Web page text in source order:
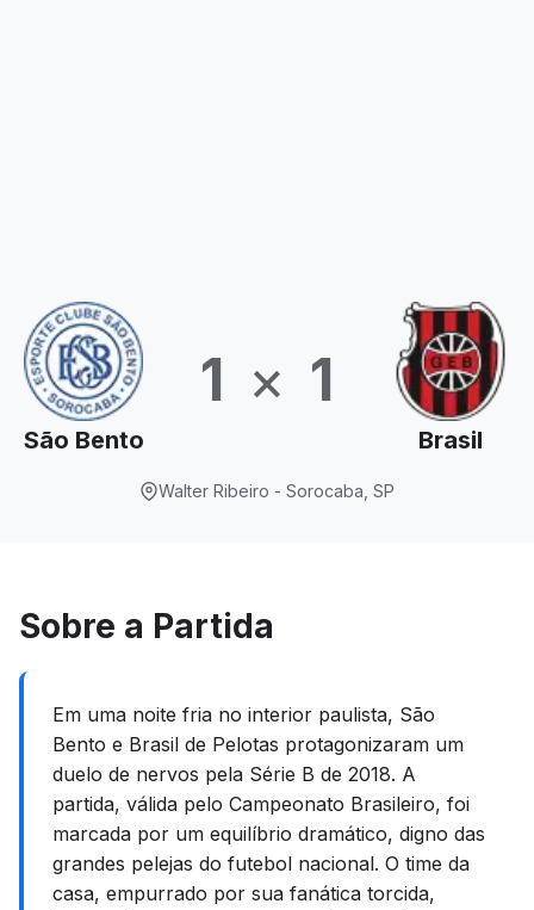
São Bento
1 × 1
Brasil
Walter Ribeiro - Sorocaba, SP
Sobre a Partida
Em uma noite fria no interior paulista, São
Bento e Brasil de Pelotas protagonizaram um
duelo de nervos pela Série B de 2018. A
partida, válida pelo Campeonato Brasileiro, foi
marcada por um equilíbrio dramático, digno das
grandes pelejas do futebol nacional. O time da
casa, empurrado por sua fanática torcida,